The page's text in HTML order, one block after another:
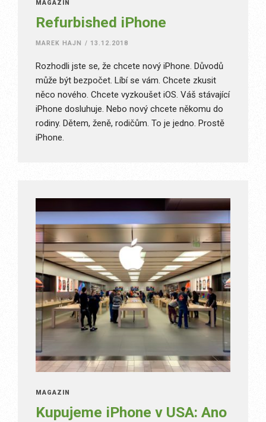
MAGAZÍN
Refurbished iPhone
MAREK HAJN / 13.12.2018
Rozhodli jste se, že chcete nový iPhone. Důvodů
může být bezpočet. Líbí se vám. Chcete zkusit
něco nového. Chcete vyzkoušet iOS. Váš stávající
iPhone dosluhuje. Nebo nový chcete někomu do
rodiny. Dětem, ženě, rodičům. To je jedno. Prostě
iPhone.
MAGAZÍN
Kupujeme iPhone v USA: Ano